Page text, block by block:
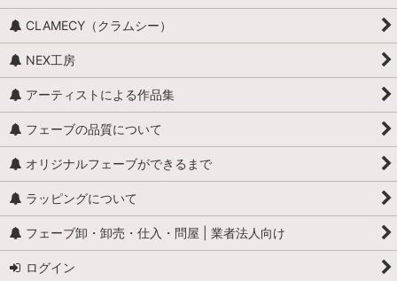
CLAMECY（クラムシー）
NEX工房
アーティストによる作品集
フェーブの品質について
オリジナルフェーブができるまで
ラッピングについて
フェーブ卸・卸売・仕入・問屋 | 業者法人向け
ログイン